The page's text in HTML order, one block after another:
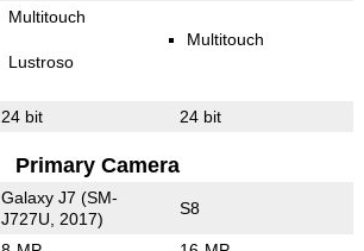
Multitouch
Lustroso
Multitouch
24 bit 24 bit
Primary Camera
Galaxy J7 (SM-
J727U, 2017)
S8